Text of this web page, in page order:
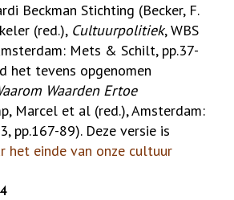
Beckman Stichting (Becker, F.
(red.), Cultuurpolitiek, WBS
Mets & Schilt, pp.37-
het tevens opgenomen
Waarden Ertoe
Marcel et al (red.), Amsterdam:
pp.167-89). Deze versie is
het einde van onze cultuur